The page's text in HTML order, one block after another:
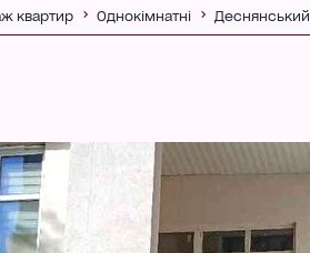
квартир Однокімнатні Деснянський